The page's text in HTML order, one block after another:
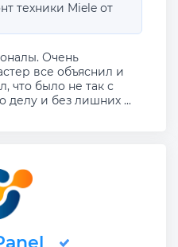
техники Miele от
Очень
все объяснил и
что было не так с
и без лишних ...